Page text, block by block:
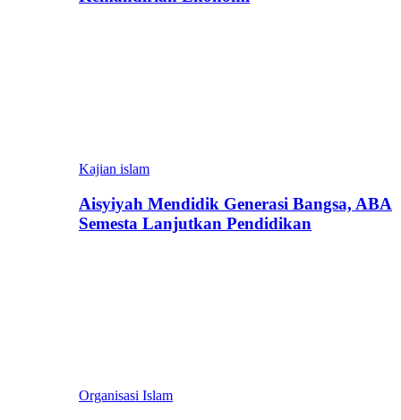
Kajian islam
Aisyiyah Mendidik Generasi Bangsa, ABA
Semesta Lanjutkan Pendidikan
Organisasi Islam